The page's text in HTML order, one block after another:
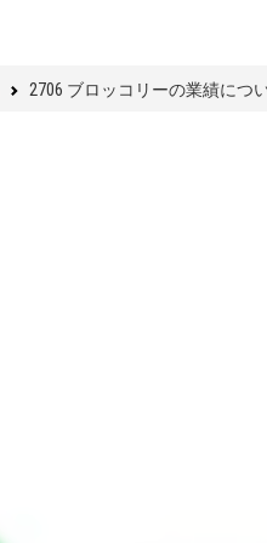
2706 ブロッコリーの業績につ